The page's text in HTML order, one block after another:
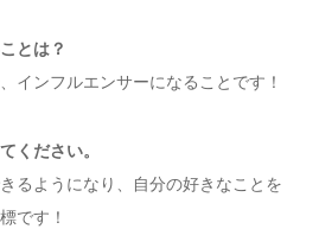
とは？
インフルエンサーになることです！
ください。
るようになり、自分の好きなことを
です！